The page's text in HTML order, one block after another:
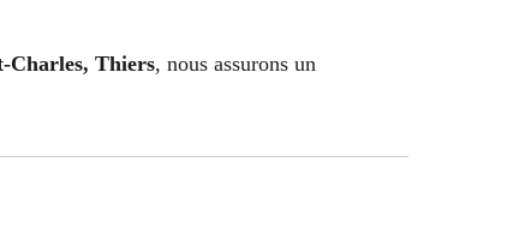
Charles, Thiers, nous assurons un